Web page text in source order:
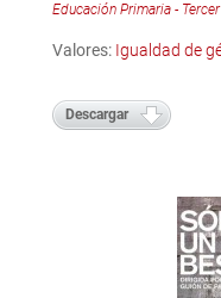
Educación Primaria -
Valores: Igualdad de
Descargar